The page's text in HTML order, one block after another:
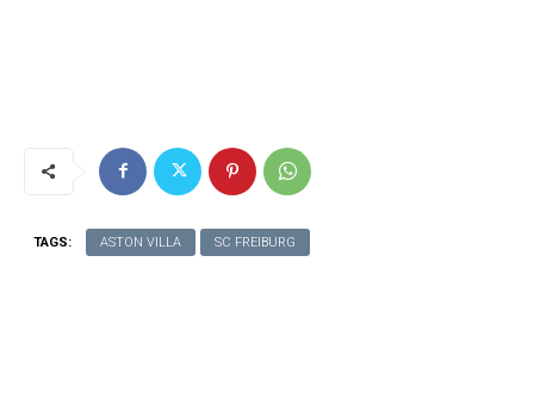
TAGS: ASTON VILLA SC FREIBURG